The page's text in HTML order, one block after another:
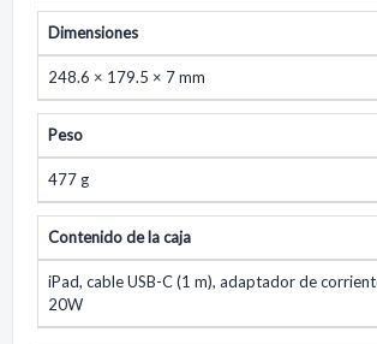
Dimensiones
248.6 × 179.5 × 7 mm
Peso
477 g
Contenido de la caja
iPad, cable USB-C (1 m), adaptador de
20W